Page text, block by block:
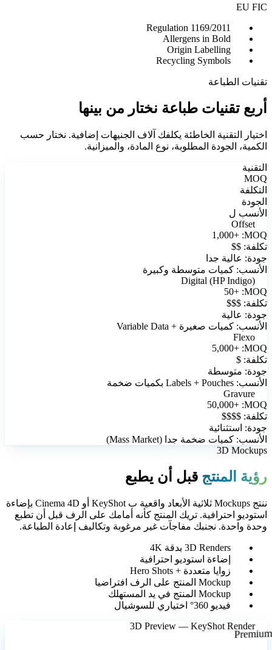
EU FIC
Regulation 1169/2011
Allergens in Bold
Origin Labelling
Recycling Symbols
تقنيات الطباعة
أربع تقنيات طباعة نختار من بينها
اختيار التقنية الخاطئة يكلفك آلاف الجنيهات إضافية. نختار حسب
الكمية، الجودة المطلوبة، نوع المادة، والميزانية.
التقنية
MOQ
التكلفة
الجودة
الأنسب ل
Offset
MOQ:
1,000+
تكلفة: $$
جودة: عالية جدا
الأنسب: كميات متوسطة وكبيرة
Digital (HP Indigo)
MOQ:
50+
تكلفة: $$$
جودة: عالية
الأنسب: كميات صغيرة + Variable Data
Flexo
MOQ:
5,000+
تكلفة: $
جودة: متوسطة
الأنسب: Labels + Pouches بكميات ضخمة
Gravure
MOQ:
50,000+
تكلفة: $$$$
جودة: استثنائية
الأنسب: كميات ضخمة جدا (Mass Market)
3D Mockups
رؤية المنتجقبل أن يطبع
ننتج Mockups ثلاثية الأبعاد واقعية ب KeyShot أو Cinema 4D بإضاءة
استوديو احترافية. تريك المنتج كأنه أمامك على الرف قبل أن تطبع
وحدة واحدة. نجنبك مفاجآت غير مرغوبة وتكاليف إعادة الطباعة.
3D Renders بدقة 4K
إضاءة استوديو احترافية
زوايا متعددة + Hero Shots
Mockup المنتج على الرف افتراضيا
Mockup المنتج في يد المستهلك
فيديو 360° اختياري للسوشيال
3D Preview — KeyShot Render